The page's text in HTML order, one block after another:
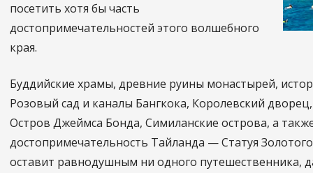
посетить хотя бы часть
достопримечательностей этого волшебного
края.
Буддийские храмы, древние руины монастырей,
Розовый сад и каналы Бангкока, Королевский
Остров Джеймса Бонда, Симиланские острова, а
достопримечательность Тайланда — Статуя
оставит равнодушным ни одного путешественника,